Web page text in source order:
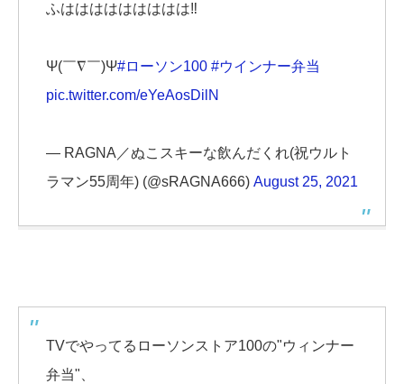
ふははははははははは‼️
Ψ(￣∇￣)Ψ#ローソン100 #ウインナー弁当
pic.twitter.com/eYeAosDilN
— RAGNA／ぬこスキーな飲んだくれ(祝ウルト
ラマン55周年) (@sRAGNA666) August 25, 2021
TVでやってるローソンストア100の"ウィンナー
弁当"、